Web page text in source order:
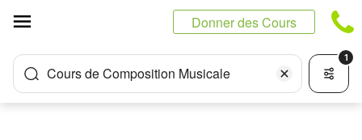
Donner des Cours
Cours de Composition Musicale
1